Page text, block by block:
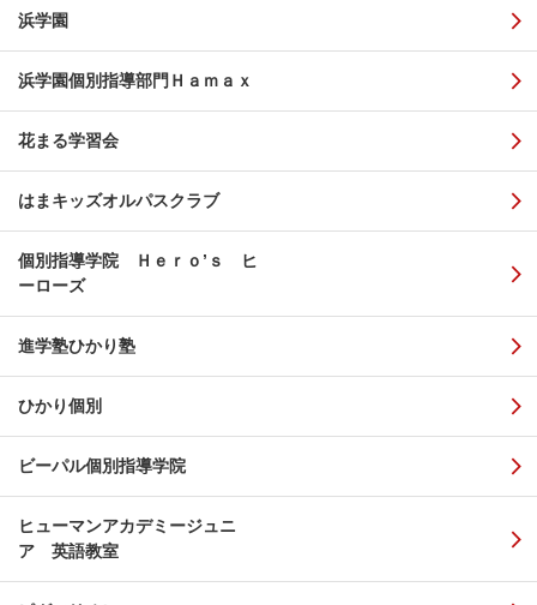
浜学園
浜学園個別指導部門Ｈａｍａｘ
花まる学習会
はまキッズオルパスクラブ
個別指導学院 Ｈｅｒｏ’ｓ ヒ
ーローズ
進学塾ひかり塾
ひかり個別
ビーパル個別指導学院
ヒューマンアカデミージュニ
ア 英語教室